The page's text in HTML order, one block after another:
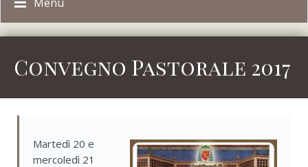
Convegno Pastorale 2017
Martedì 20 e
mercoledì 21